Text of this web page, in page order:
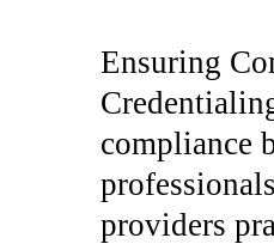
Ensuring
compliance
providers